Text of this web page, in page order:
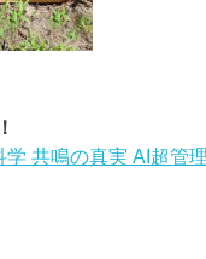
共鳴の真実 AI超管